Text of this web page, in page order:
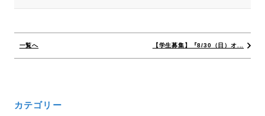
一覧へ 【学生募集】『8/30（日）オ...
カテゴリー